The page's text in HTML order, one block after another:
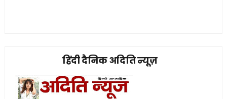
हिंदी दैनिक अदिति न्यूज़